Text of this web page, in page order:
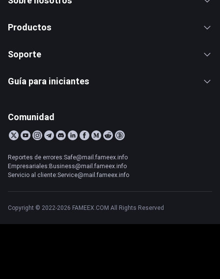
Productos
Soporte
Guía para iniciantes
Comunidad
Reportes de errores:Safe@mail.fameex.info
Empresariales:Business@mail.fameex.info
Servicio al cliente:Service@mail.fameex.info
Copyright © 2022-2026 FAMEEX.COM All Rights Reserved